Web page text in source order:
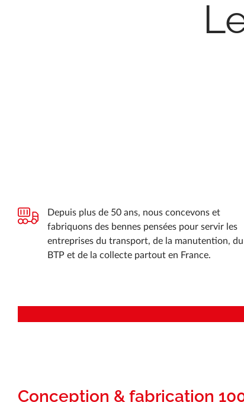
Depuis plus de 50 ans, nous concevons et
fabriquons des bennes pensées pour servir les
entreprises du transport, de la manutention, du
BTP et de la collecte partout en France.
Conception & fabrication